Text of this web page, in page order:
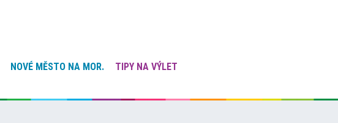
NOVÉ MĚSTO NA MOR.
TIPY NA VÝLET